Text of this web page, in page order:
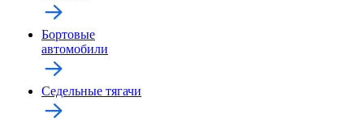
Бортовые
автомобили
Седельные тягачи